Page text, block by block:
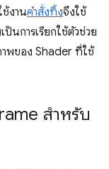
งานคำสั่งทิ้งจึงใช้
นการเรียกใช้ตัวช่วย
พของ Shader ที่ใช้
สำหรับ